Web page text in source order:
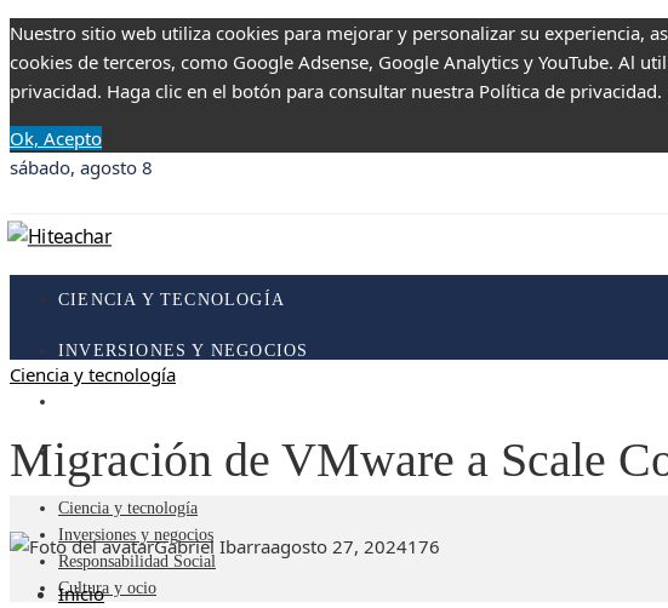
Nuestro sitio web utiliza cookies para mejorar y personalizar su experiencia,
cookies de terceros, como Google Adsense, Google Analytics y YouTube. Al
privacidad. Haga clic en el botón para consultar nuestra Política de privacidad.
Ok, Acepto
sábado, agosto 8
CIENCIA Y TECNOLOGÍA
INVERSIONES Y NEGOCIOS
CULTURA Y OCIO
Ciencia y tecnología
Inversiones y negocios
Responsabilidad Social
Cultura y ocio
Ciencia y tecnología
Migración de VMware a Scale
Gabriel Ibarraagosto 27, 2024176
Inicio